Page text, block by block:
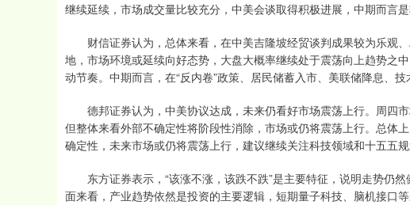
继续延续，市场成交量比较充分，中美会谈取得积极进展，中期而言是
财信证券认为，总体来看，在中美吉隆坡经贸谈判成果较为乐观
地，市场环境或延续向好态势，大盘大概率继续处于震荡向上趋势之
动节奏。中期而言，在“反内卷”政策、居民储蓄入市、美联储降息、
德邦证券认为，中美协议达成，未来仍看好市场震荡上行。周四市
但整体来看外部不确定性将阶段性消除，市场或仍将震荡上行。总体
确定性，未来市场或仍将震荡上行，建议继续关注科技领域和十五五规
东方证券表示，“该涨不涨，该跌不跌”是主要特征，说明走势仍
面来看，产业趋势依然是投资的主要逻辑，短期量子科技、脑机接口